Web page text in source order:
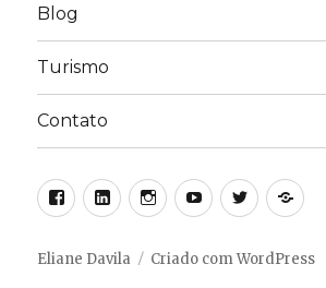
Blog
Turismo
Contato
FacebookLinkedinInstagram
YoutubeTwitter
Eliane Davila Criado com WordPress